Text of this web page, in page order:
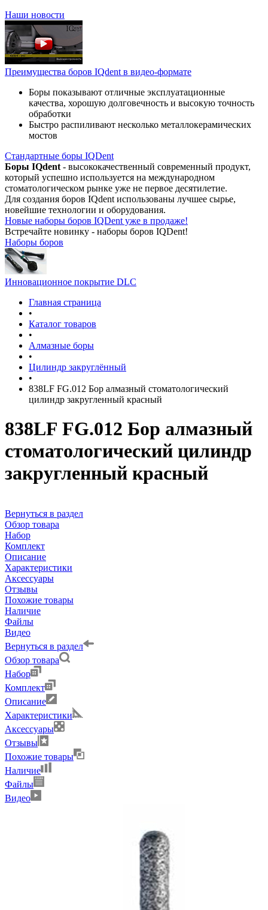
Наши новости
Преимущества боров IQdent в видео-формате
Боры показывают отличные эксплуатационные
качества, хорошую долговечность и высокую точность
обработки
Быстро распиливают несколько металлокерамических
мостов
Стандартные боры IQDent
Боры IQdent - высококачественный современный продукт,
который успешно используется на международном
стоматологическом рынке уже не первое десятилетие.
Для создания боров IQdent использованы лучшее сырье,
новейшие технологии и оборудования.
Новые наборы боров IQDent уже в продаже!
Встречайте новинку - наборы боров IQDent!
Наборы боров
Инновационное покрытие DLC
Главная страница
•
Каталог товаров
•
Алмазные боры
•
Цилиндр закруглённый
•
838LF FG.012 Бор алмазный стоматологический
цилиндр закругленный красный
838LF FG.012 Бор алмазный
стоматологический цилиндр
закругленный красный
Вернуться в раздел
Обзор товара
Набор
Комплект
Описание
Характеристики
Аксессуары
Отзывы
Похожие товары
Наличие
Файлы
Видео
Вернуться в раздел
Обзор товара
Набор
Комплект
Описание
Характеристики
Аксессуары
Отзывы
Похожие товары
Наличие
Файлы
Видео